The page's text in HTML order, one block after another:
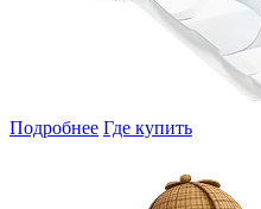
Подробнее Где купить